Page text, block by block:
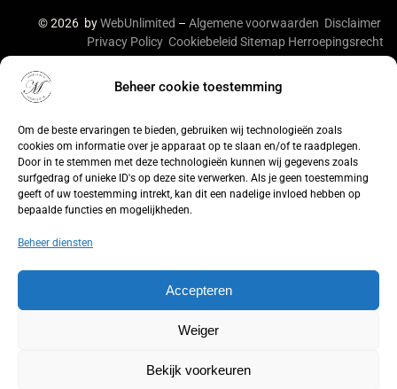
Beheer cookie toestemming
Om de beste ervaringen te bieden, gebruiken wij technologieën zoals
cookies om informatie over je apparaat op te slaan en/of te raadplegen.
Door in te stemmen met deze technologieën kunnen wij gegevens zoals
surfgedrag of unieke ID's op deze site verwerken. Als je geen toestemming
geeft of uw toestemming intrekt, kan dit een nadelige invloed hebben op
bepaalde functies en mogelijkheden.
Beheer diensten
Accepteren
Weiger
Bekijk voorkeuren
© 2026 byWebUnlimited – Algemene voorwaarden Disclaimer
Privacy Policy Cookiebeleid Sitemap Herroepingsrecht
De waardering van lingeriebym.nl/ bij
WebwinkelKeur